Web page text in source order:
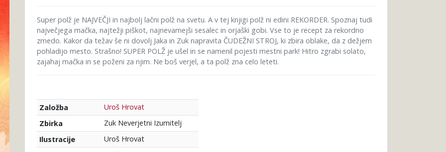
Super polž je NAJVEČJI in najbolj lačni polž na svetu. A v tej knjigi polž ni edini REKORDER. Spoznaj tudi
največjega mačka, najtežji piškot, najnevarnejši sesalec in orjaški gobi. Vse to je recept za rekordno
zmedo. Kakor da težav še ni dovolj Jaka in Zuk napravita ČUDEŽNI STROJ, ki zbira oblake, da z dežjem
pohladijo mesto. Strašno! SUPER POLŽ je ušel in se namenil pojesti mestni park! Hitro zgrabi solato,
zajahaj mačka in se poženi za njim. Ne boš verjel, a ta polž zna celo leteti.
Založba
Uroš Hrovat
Zbirka
Zuk Neverjetni Izumitelj
Ilustracije
Uroš Hrovat